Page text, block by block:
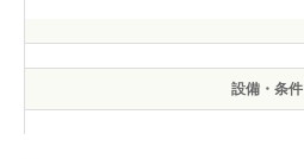
設備・条件